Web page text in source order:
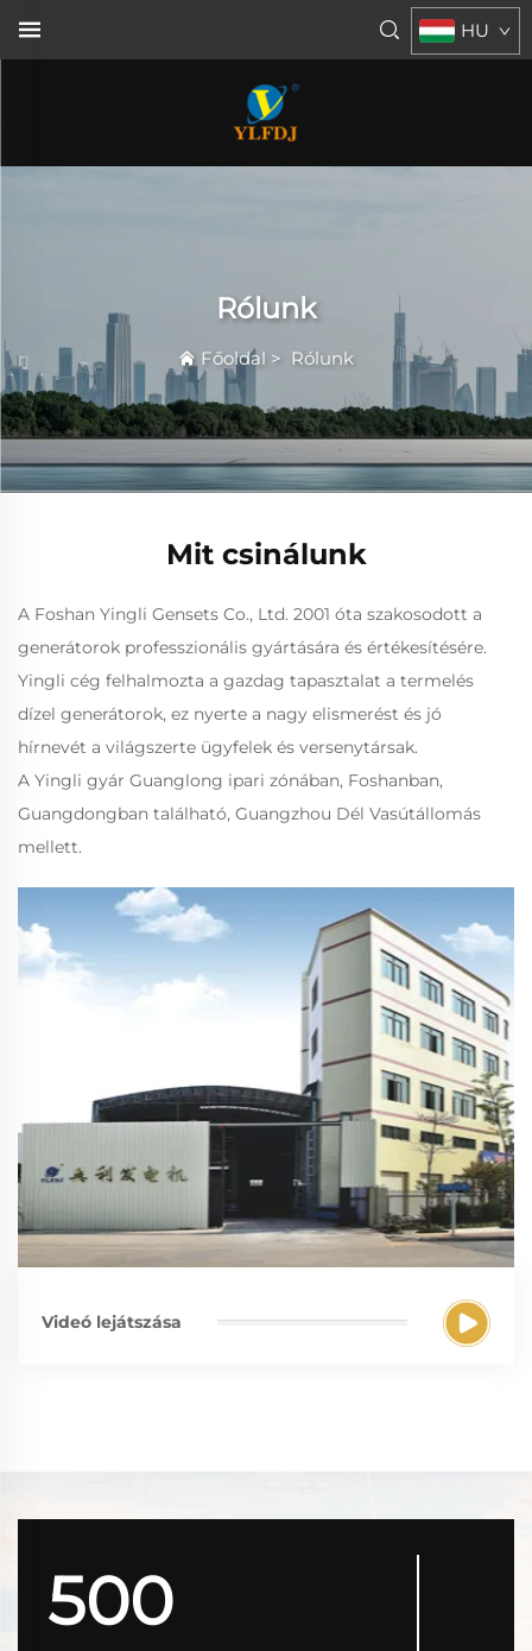
HU
Rólunk
Főoldal > Rólunk
Mit csinálunk
A Foshan Yingli Gensets Co., Ltd. 2001 óta szakosodott a
generátorok professzionális gyártására és értékesítésére.
Yingli cég felhalmozta a gazdag tapasztalat a termelés
dízel generátorok, ez nyerte a nagy elismerést és jó
hírnevét a világszerte ügyfelek és versenytársak.
A Yingli gyár Guanglong ipari zónában, Foshanban,
Guangdongban található, Guangzhou Dél Vasútállomás
mellett.
Videó lejátszása
500